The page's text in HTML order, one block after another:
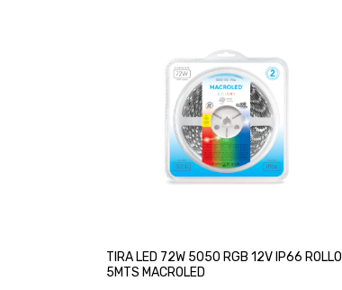
TIRA LED 72W 5050 RGB 12V IP66 ROLLO
5MTS MACROLED